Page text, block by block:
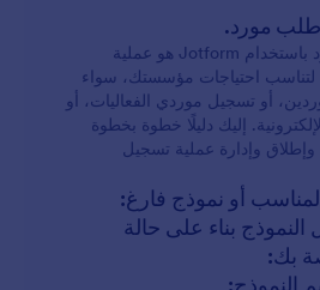
إلى السوق:
طلب مورد.
إنشاء نموذج طلب مورد باستخدام Jotform هو عملية
احتياجات مؤسستك، سواء
أو تسجيل موردي الفعاليات، أو
إليك دليلًا خطوة بخطوة
وإدارة عملية تسجيل
بناء على حالة
بك: